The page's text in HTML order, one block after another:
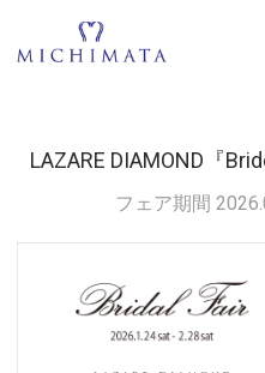
LAZARE DIAMOND『
フェア期間